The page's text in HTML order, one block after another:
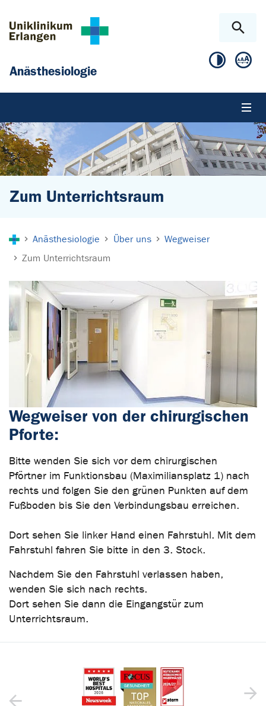
Anästhesiologie
Zum Unterrichtsraum
Anästhesiologie Über uns
Wegweiser
Zum Unterrichtsraum
Wegweiser von der chirurgischen
Pforte:
Bitte wenden Sie sich vor dem chirurgischen
Pförtner im Funktionsbau (Maximiliansplatz 1) nach
rechts und folgen Sie den grünen Punkten auf dem
Fußboden bis Sie den Verbindungsbau erreichen.
Dort sehen Sie linker Hand einen Fahrstuhl. Mit dem
Fahrstuhl fahren Sie bitte in den 3. Stock.
Nachdem Sie den Fahrstuhl verlassen haben,
wenden Sie sich nach rechts.
Dort sehen Sie dann die Eingangstür zum
Unterrichtsraum.